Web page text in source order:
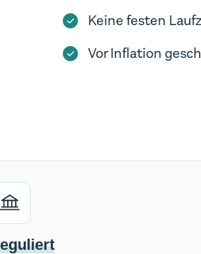
Keine festen
VorInflation